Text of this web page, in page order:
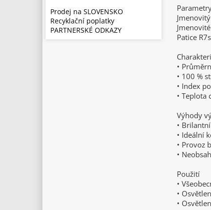
Patice R7s
•
• 100 %
• Index
• Teplota
Výhody
•
• Ideální
• Provoz
•
Použití
•
•
•
Prodej na SLOVENSKO
Recyklační poplatky
PARTNERSKÉ ODKAZY